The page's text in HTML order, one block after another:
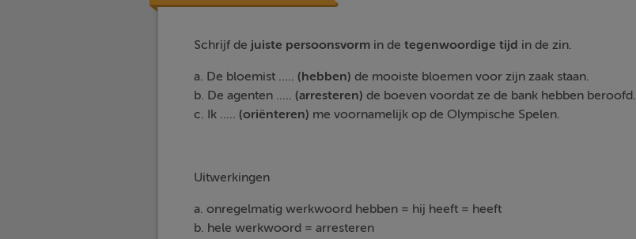
Schrijf de juiste persoonsvormin de tegenwoordige tijd in de zin.
a. De bloemist ..... (hebben) de mooiste bloemen voor zijn zaak staan.
b. De agenten ..... (arresteren) de boeven voordat ze de bank hebben beroofd.
c. Ik ..... (oriënteren) me voornamelijk op de Olympische Spelen.
Uitwerkingen
a. onregelmatig werkwoord hebben = hij heeft = heeft
b. hele werkwoord = arresteren